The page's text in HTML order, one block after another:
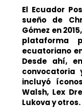
El Ecuador
sueño de
Gómez en 2015
plataforma
ecuatoriano
Desde ahí,
convocatoria
incluyó
Walsh, Lex
Lukova y otros.